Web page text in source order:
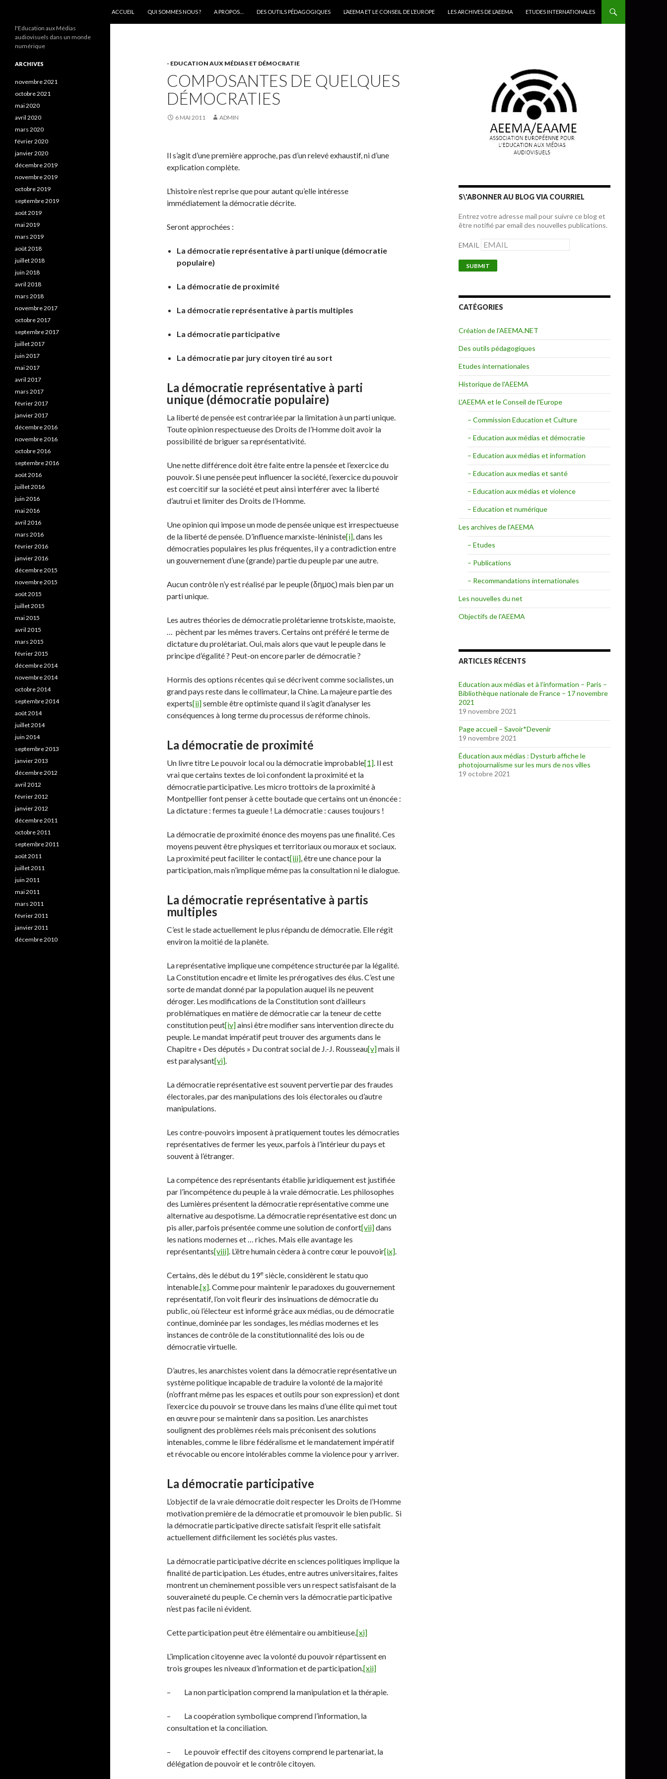
ACCUEIL
QUI SOMMES NOUS ? A PROPOS… DES OUTILS PÉDAGOGIQUES L’AEEMA ET LE CONSEIL DE L’EUROPE LES ARCHIVES DE L’AEEMA ETUDES INTERNATIONALES
- EDUCATION AUX MÉDIAS ET DÉMOCRATIE
COMPOSANTES DE QUELQUES
DÉMOCRATIES
6 MAI 2011 ADMIN
Il s’agit d’une première approche, pas d’un relevé exhaustif, ni d’une
explication complète.
L’histoire n’est reprise que pour autant qu’elle intéresse
immédiatement la démocratie décrite.
Seront approchées :
La démocratie représentative à parti unique (démocratie
populaire)
La démocratie de proximité
La démocratie représentative à partis multiples
La démocratie participative
La démocratie par jury citoyen tiré au sort
La démocratie représentative à parti
unique (démocratie populaire)
La liberté de pensée est contrariée par la limitation à un parti unique.
Toute opinion respectueuse des Droits de l’Homme doit avoir la
possibilité de briguer sa représentativité.
Une nette différence doit être faite entre la pensée et l’exercice du
pouvoir. Si une pensée peut influencer la société, l’exercice du pouvoir
est coercitif sur la société et peut ainsi interférer avec la liberté
d’autrui et limiter des Droits de l’Homme.
Une opinion qui impose un mode de pensée unique est irrespectueuse
de la liberté de pensée. D’influence marxiste-léniniste[i], dans les
démocraties populaires les plus fréquentes, il y a contradiction entre
un gouvernement d’une (grande) partie du peuple par une autre.
Aucun contrôle n’y est réalisé par le peuple (δημος) mais bien par un
parti unique.
Les autres théories de démocratie prolétarienne trotskiste, maoiste,
… pèchent par les mêmes travers. Certains ont préféré le terme de
dictature du prolétariat. Oui, mais alors que vaut le peuple dans le
principe d’égalité ? Peut-on encore parler de démocratie ?
Hormis des options récentes qui se décrivent comme socialistes, un
grand pays reste dans le collimateur, la Chine. La majeure partie des
experts[ii]semble être optimiste quand il s’agit d’analyser les
conséquences à long terme du processus de réforme chinois.
La démocratie de proximité
Un livre titre Le pouvoir local ou la démocratie improbable[1]. Il est
vrai que certains textes de loi confondent la proximité et la
démocratie participative. Les micro trottoirs de la proximité à
Montpellier font penser à cette boutade que certains ont un énoncée :
La dictature : fermes ta gueule ! La démocratie : causes toujours !
La démocratie de proximité énonce des moyens pas une finalité. Ces
moyens peuvent être physiques et territoriaux ou moraux et sociaux.
La proximité peut faciliter le contact[iii], être une chance pour la
participation, mais n’implique même pas la consultation ni le dialogue.
La démocratie représentative à partis
multiples
C’est le stade actuellement le plus répandu de démocratie. Elle régit
environ la moitié de la planète.
La représentative implique une compétence structurée par la légalité.
La Constitution encadre et limite les prérogatives des élus. C’est une
sorte de mandat donné par la population auquel ils ne peuvent
déroger. Les modifications de la Constitution sont d’ailleurs
problématiques en matière de démocratie car la teneur de cette
constitution peut[iv]ainsi être modifier sans intervention directe du
peuple. Le mandat impératif peut trouver des arguments dans le
Chapitre « Des députés » Du contrat social de J.-J. Rousseau[v]mais il
est paralysant[vi].
La démocratie représentative est souvent pervertie par des fraudes
électorales, par des manipulations des lois électorales ou d’autre
manipulations.
Les contre-pouvoirs imposent à pratiquement toutes les démocraties
représentatives de fermer les yeux, parfois à l’intérieur du pays et
souvent à l’étranger.
La compétence des représentants établie juridiquement est justifiée
par l’incompétence du peuple à la vraie démocratie. Les philosophes
des Lumières présentent la démocratie représentative comme une
alternative au despotisme. La démocratie représentative est donc un
pis aller, parfois présentée comme une solution de confort[vii]dans
les nations modernes et … riches. Mais elle avantage les
représentants[viii]. L’être humain cèdera à contre cœur le pouvoir[ix].
Certains, dès le début du 19e siècle, considèrent le statu quo
intenable.[x]. Comme pour maintenir le paradoxes du gouvernement
représentatif, l’on voit fleurir des insinuations de démocratie du
public, où l’électeur est informé grâce aux médias, ou de démocratie
continue, dominée par les sondages, les médias modernes et les
instances de contrôle de la constitutionnalité des lois ou de
démocratie virtuelle.
D’autres, les anarchistes voient dans la démocratie représentative un
système politique incapable de traduire la volonté de la majorité
(n’offrant même pas les espaces et outils pour son expression) et dont
l’exercice du pouvoir se trouve dans les mains d’une élite qui met tout
en œuvre pour se maintenir dans sa position. Les anarchistes
soulignent des problèmes réels mais préconisent des solutions
intenables, comme le libre fédéralisme et le mandatement impératif
et révocable ou encore intolérables comme la violence pour y arriver.
La démocratie participative
L’objectif de la vraie démocratie doit respecter les Droits de l’Homme
motivation première de la démocratie et promouvoir le bien public. Si
la démocratie participative directe satisfait l’esprit elle satisfait
actuellement difficilement les sociétés plus vastes.
La démocratie participative décrite en sciences politiques implique la
finalité de participation. Les études, entre autres universitaires, faites
montrent un cheminement possible vers un respect satisfaisant de la
souveraineté du peuple. Ce chemin vers la démocratie participative
n’est pas facile ni évident.
Cette participation peut être élémentaire ou ambitieuse.[xi]
L’implication citoyenne avec la volonté du pouvoir répartissent en
trois groupes les niveaux d’information et de participation.[xii]
– La non participation comprend la manipulation et la thérapie.
– La coopération symbolique comprend l’information, la
consultation et la conciliation.
– Le pouvoir effectif des citoyens comprend le partenariat, la
délégation de pouvoir et le contrôle citoyen.
S\'ABONNER AU BLOG VIA COURRIEL
Entrez votre adresse mail pour suivre ce blog et
être notifié par email des nouvelles publications.
EMAIL
CATÉGORIES
Création de l'AEEMA.NET
Des outils pédagogiques
Etudes internationales
Historique de l'AEEMA
L'AEEMA et le Conseil de l'Europe
– Commission Education et Culture
– Education aux médias et démocratie
– Education aux médias et information
– Education aux medias et santé
– Education aux médias et violence
– Education et numérique
Les archives de l'AEEMA
– Etudes
– Publications
– Recommandations internationales
Les nouvelles du net
Objectifs de l'AEEMA
ARTICLES RÉCENTS
Education aux médias et à l’information – Paris –
Bibliothèque nationale de France – 17 novembre
2021
19 novembre 2021
Page accueil – Savoir*Devenir
19 novembre 2021
Éducation aux médias : Dysturb affiche le
photojournalisme sur les murs de nos villes
19 octobre 2021
l'Education aux Médias
audiovisuels dans un monde
numérique
ARCHIVES
novembre 2021
octobre 2021
mai 2020
avril 2020
mars 2020
février 2020
janvier 2020
décembre 2019
novembre 2019
octobre 2019
septembre 2019
août 2019
mai 2019
mars 2019
août 2018
juillet 2018
juin 2018
avril 2018
mars 2018
novembre 2017
octobre 2017
septembre 2017
juillet 2017
juin 2017
mai 2017
avril 2017
mars 2017
février 2017
janvier 2017
décembre 2016
novembre 2016
octobre 2016
septembre 2016
août 2016
juillet 2016
juin 2016
mai 2016
avril 2016
mars 2016
février 2016
janvier 2016
décembre 2015
novembre 2015
août 2015
juillet 2015
mai 2015
avril 2015
mars 2015
février 2015
décembre 2014
novembre 2014
octobre 2014
septembre 2014
août 2014
juillet 2014
juin 2014
septembre 2013
janvier 2013
décembre 2012
avril 2012
février 2012
janvier 2012
décembre 2011
octobre 2011
septembre 2011
août 2011
juillet 2011
juin 2011
mai 2011
mars 2011
février 2011
janvier 2011
décembre 2010